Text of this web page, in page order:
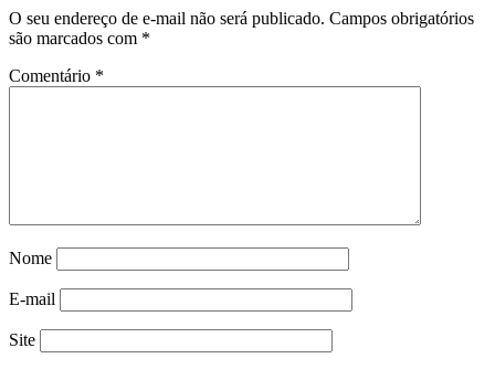
O seu endereço de e-mail não será publicado. Campos obrigatórios
são marcados com *
Comentário *
Nome
E-mail
Site